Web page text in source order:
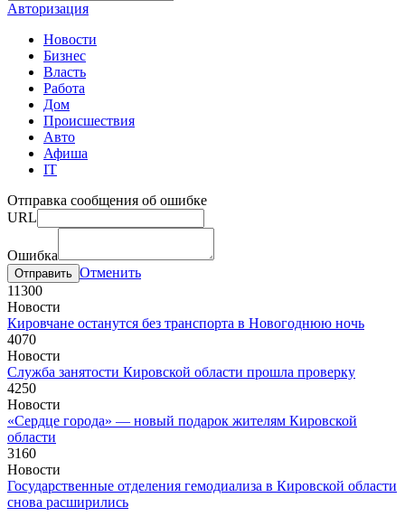
Авторизация
Новости
Бизнес
Власть
Работа
Дом
Происшествия
Авто
Афиша
IT
Отправка сообщения об ошибке
URL
Ошибка
Отменить
11300
Новости
Кировчане останутся без транспорта в Новогоднюю ночь
4070
Новости
Служба занятости Кировской области прошла проверку
4250
Новости
«Сердце города» — новый подарок жителям Кировской
области
3160
Новости
Государственные отделения гемодиализа в Кировской области
снова расширились